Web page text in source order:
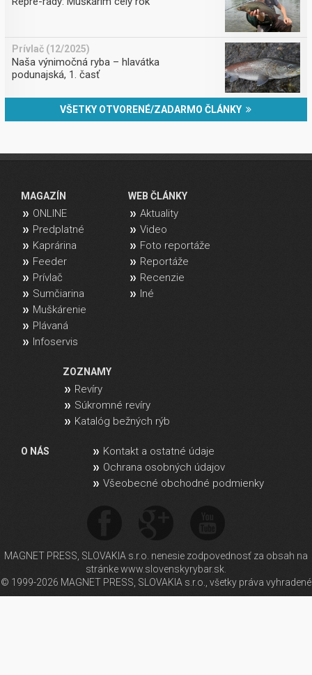
Prívlač (12/2025)
Naša výnimočná ryba – hlavátka
podunajská, 1. časť
VŠETKY OTVORENÉ/ZADARMO ČLÁNKY
MAGAZÍN
ONLINE
Predplatné
Kaprárina
Feeder
Prívlač
Sumčiarina
Muškárenie
Plávaná
Infoservis
WEB ČLÁNKY
Aktuality
Video
Foto reportáže
Reportáže
Recenzie
Iné
ZOZNAMY
Revíry
Súkromné revíry
Katalóg bežných rýb
O NÁS
Kontakt a ostatné údaje
Ochrana osobných údajov
Všeobecné obchodné podmienky
MAGNET PRESS, SLOVAKIA s.r.o. nenesie zodpovednosť za obsah na
stránke www.slovenskyrybar.sk.
© 1999-2026 MAGNET PRESS, SLOVAKIA s.r.o., všetky práva vyhradené